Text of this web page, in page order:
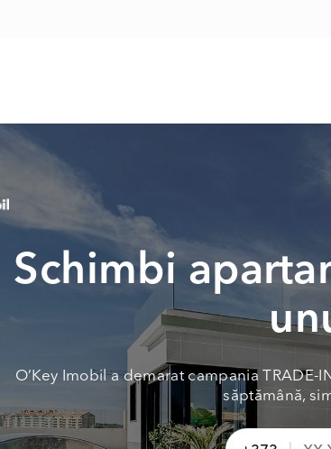
Schimbi
O’Key Imobil a demarat campania
săptămână,